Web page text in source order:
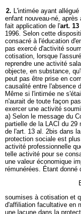
2. L'intimée ayant
enfant nouveau-né,
fait application de l'art. 13
1996. Selon cette
consacré à l'éducation
pas exercé d'activité
cotisation, lorsque
reprendre une activité
objecte, en substance,
peut pas être prise en
causalité entre l'absence
Même si l'intimée ne
n'aurait de toute façon
exercer une activité
a) Selon le message du
partielle de la LACI du 29
de l'art. 13 al. 2bis dans
protection sociale est
activité professionnelle
telle activité pour se
une valeur économique
rémunérées. Étant donné
soumises à cotisation et
d'affiliation facultative en
une lacune dans la